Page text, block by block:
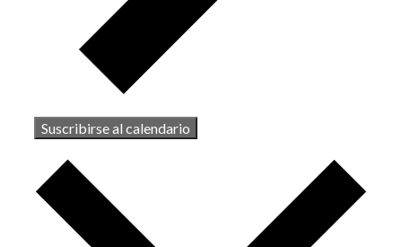
Suscribirse al calendario